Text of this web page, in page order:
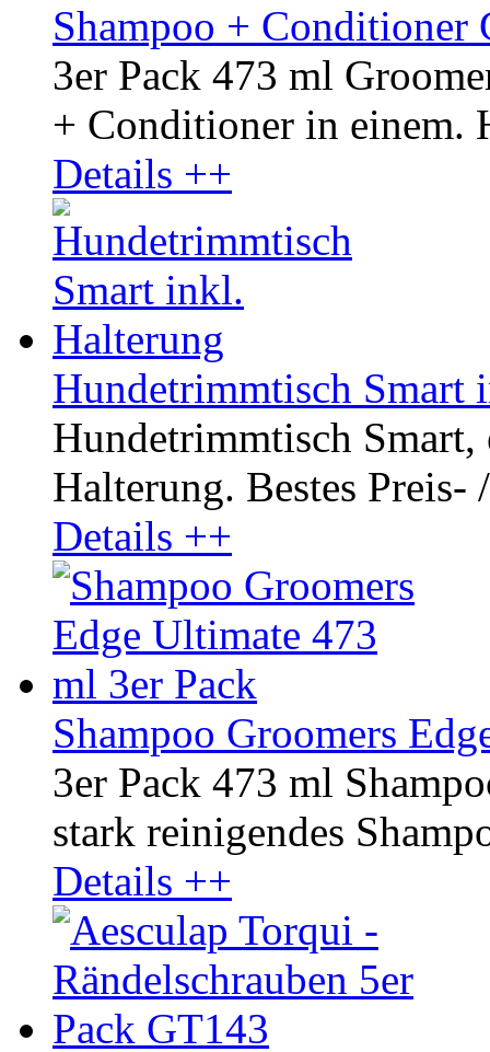
Shampoo + Conditioner
3er Pack 473 ml
+ Conditioner in einem.
Details ++
Hundetrimmtisch Smart
Hundetrimmtisch
Halterung. Bestes Preis-
Details ++
Shampoo Groomers
3er Pack 473 ml
stark reinigendes
Details ++